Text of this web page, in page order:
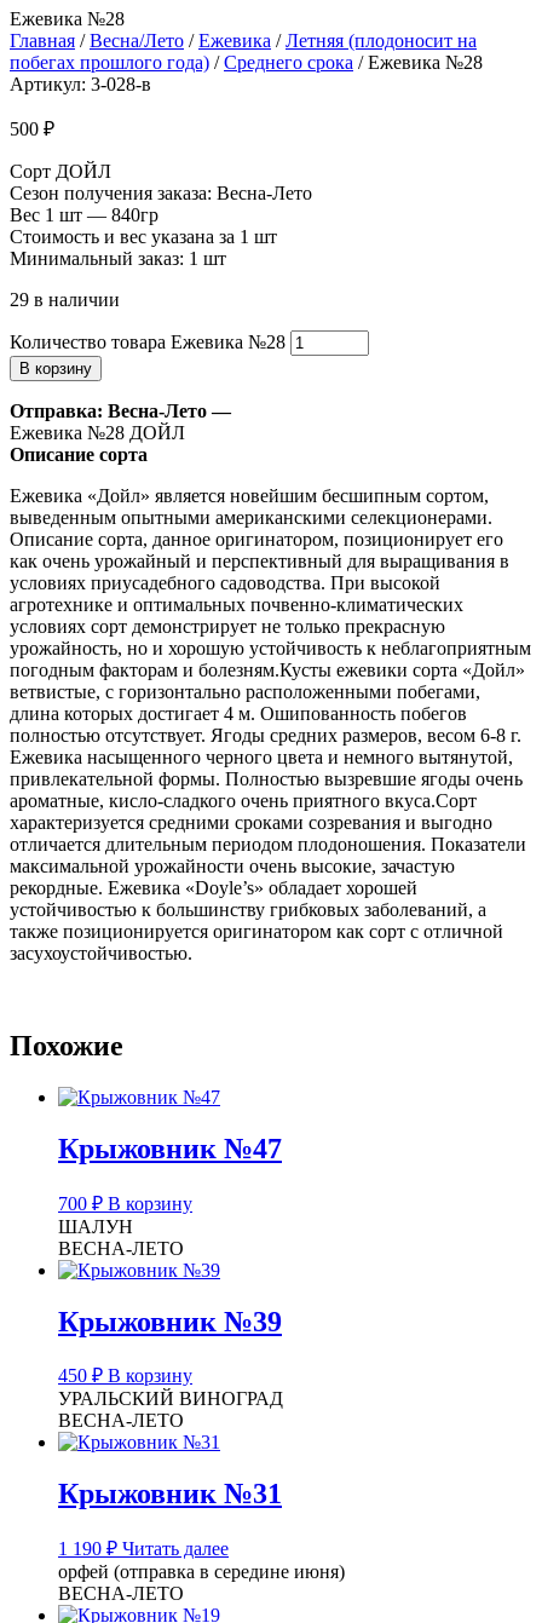
Ежевика №28
Главная /Весна/Лето /Ежевика /Летняя (плодоносит на
побегах прошлого года) /Среднего срока / Ежевика №28
Артикул: 3-028-в
500 ₽
Сорт ДОЙЛ
Сезон получения заказа: Весна-Лето
Вес 1 шт — 840гр
Стоимость и вес указана за 1 шт
Минимальный заказ: 1 шт
29 в наличии
Количество товара Ежевика №28
В корзину
Отправка: Весна-Лето —
Ежевика №28 ДОЙЛ
Описание сорта
Ежевика «Дойл» является новейшим бесшипным сортом,
выведенным опытными американскими селекционерами.
Описание сорта, данное оригинатором, позиционирует его
как очень урожайный и перспективный для выращивания в
условиях приусадебного садоводства. При высокой
агротехнике и оптимальных почвенно-климатических
условиях сорт демонстрирует не только прекрасную
урожайность, но и хорошую устойчивость к неблагоприятным
погодным факторам и болезням.Кусты ежевики сорта «Дойл»
ветвистые, с горизонтально расположенными побегами,
длина которых достигает 4 м. Ошипованность побегов
полностью отсутствует. Ягоды средних размеров, весом 6-8 г.
Ежевика насыщенного черного цвета и немного вытянутой,
привлекательной формы. Полностью вызревшие ягоды очень
ароматные, кисло-сладкого очень приятного вкуса.Сорт
характеризуется средними сроками созревания и выгодно
отличается длительным периодом плодоношения. Показатели
максимальной урожайности очень высокие, зачастую
рекордные. Ежевика «Doyle’s» обладает хорошей
устойчивостью к большинству грибковых заболеваний, а
также позиционируется оригинатором как сорт с отличной
засухоустойчивостью.
Похожие
Крыжовник №47
700 ₽ В корзину
ШАЛУН
ВЕСНА-ЛЕТО
Крыжовник №39
450 ₽ В корзину
УРАЛЬСКИЙ ВИНОГРАД
ВЕСНА-ЛЕТО
Крыжовник №31
1 190 ₽ Читать далее
орфей (отправка в середине июня)
ВЕСНА-ЛЕТО